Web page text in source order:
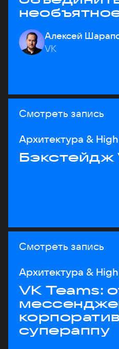
Алексей
VK
Смотреть запись
Архитектура &
Бэкстейдж
Смотреть запись
Архитектура &
VK Teams:
супераппу